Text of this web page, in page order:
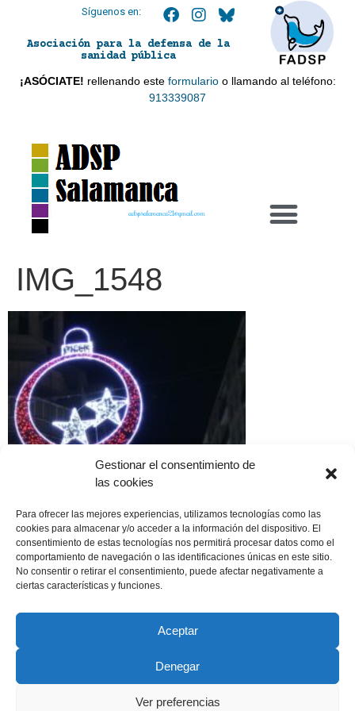
Gestionar el consentimiento de
las cookies
Para ofrecer las mejores experiencias, utilizamos tecnologías como las
cookies para almacenar y/o acceder a la información del dispositivo. El
consentimiento de estas tecnologías nos permitirá procesar datos como el
comportamiento de navegación o las identificaciones únicas en este sitio.
No consentir o retirar el consentimiento, puede afectar negativamente a
ciertas características y funciones.
Aceptar
Denegar
Ver preferencias
Síguenos en:
Asociación para la defensa de la
sanidad pública
¡ASÓCIATE! rellenando este formularioo llamando al teléfono:
913339087
adspsalamanca21@gmail.com
IMG_1548
Copyright © 2022 ADSP Salamanca. Todos los derechos